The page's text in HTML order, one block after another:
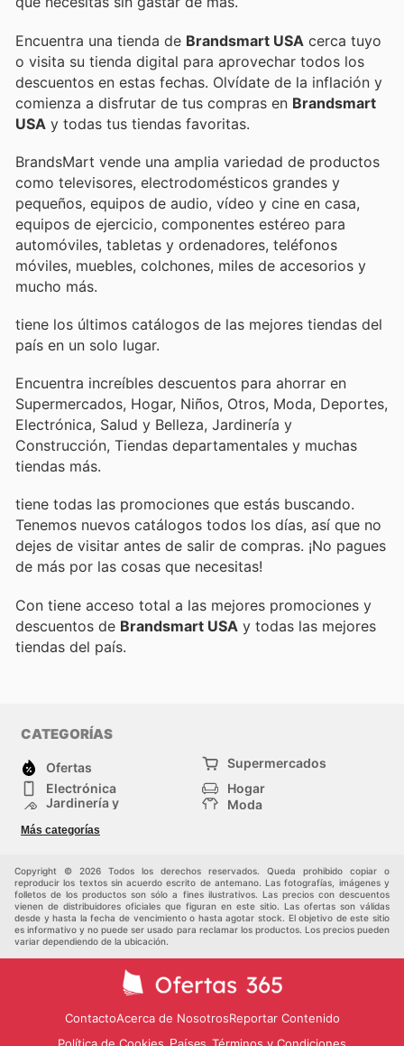
Encuentra una tienda de Brandsmart USA cerca tuyo
o visita su tienda digital para aprovechar todos los
descuentos en estas fechas. Olvídate de la inflación y
comienza a disfrutar de tus compras en Brandsmart
USA y todas tus tiendas favoritas.
BrandsMart vende una amplia variedad de productos
como televisores, electrodomésticos grandes y
pequeños, equipos de audio, vídeo y cine en casa,
equipos de ejercicio, componentes estéreo para
automóviles, tabletas y ordenadores, teléfonos
móviles, muebles, colchones, miles de accesorios y
mucho más.
tiene los últimos catálogos de las mejores tiendas del
país en un solo lugar.
Encuentra increíbles descuentos para ahorrar en
Supermercados, Hogar, Niños, Otros, Moda, Deportes,
Electrónica, Salud y Belleza, Jardinería y
Construcción, Tiendas departamentales y muchas
tiendas más.
tiene todas las promociones que estás buscando.
Tenemos nuevos catálogos todos los días, así que no
dejes de visitar antes de salir de compras. ¡No pagues
de más por las cosas que necesitas!
Con tiene acceso total a las mejores promociones y
descuentos de Brandsmart USA y todas las mejores
tiendas del país.
CATEGORÍAS
Ofertas
Supermercados
Electrónica
Hogar
Jardinería y
Moda
Tiendas
departamentales
Otros
Más categorías
Copyright © 2026 Todos los derechos reservados. Queda prohibido copiar o
reproducir los textos sin acuerdo escrito de antemano. Las fotografías, imágenes y
folletos de los productos son sólo a fines ilustrativos. Las precios con descuentos
vienen de distribuidores oficiales que figuran en este sitio. Las ofertas son válidas
desde y hasta la fecha de vencimiento o hasta agotar stock. El objetivo de este sitio
es informativo y no puede ser usado para reclamar los productos. Los precios pueden
variar dependiendo de la ubicación.
ContactoAcerca de NosotrosReportar Contenido
Política de Cookies
Términos y Condiciones